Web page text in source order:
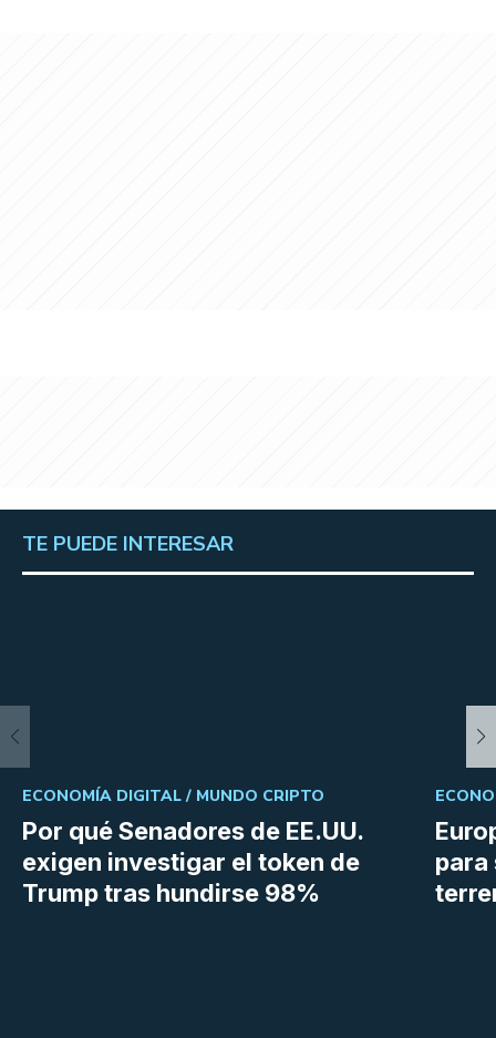
TE PUEDE INTERESAR
Por qué Senadores de EE.UU.
exigen investigar el token de
Trump tras hundirse 98%
ECONOMÍA DIGITAL / MUNDO CRIPTO
para